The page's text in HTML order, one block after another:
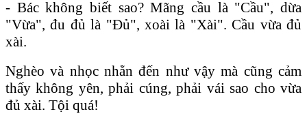
- Bác không biết sao? Mãng cầu là "Cầu", dừa
"Vừa", đu đủ là "Đủ", xoài là "Xài". Cầu vừa đủ
xài.
Nghèo và nhọc nhằn đến như vậy mà cũng cảm
thấy không yên, phải cúng, phải vái sao cho vừa
đủ xài. Tội quá!